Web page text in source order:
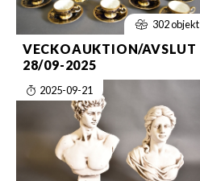
302 objekt
VECKOAUKTION/AVSLUT
28/09-2025
2025-09-21